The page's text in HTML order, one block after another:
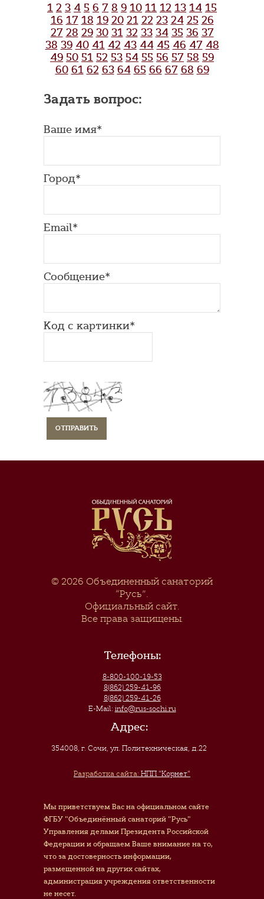
1 2 3 4 5 6 7 8 9 10 11 12 13 14 15
16 17 18 19 20 21 22 23 24 25 26
27 28 29 30 31 32 33 34 35 36 37
38 39 40 41 42 43 44 45 46 47 48
49 50 51 52 53 54 55 56 57 58 59
60 61 62 63 64 65 66 67 68 69
Задать вопрос:
Ваше имя*
Город*
Email*
Сообщение*
Код с картинки*
© 2026 Объединенный санаторий
“Русь”.
Официальный сайт.
Все права защищены.
Телефоны:
8-800-100-19-53
8(862) 259-41-96
8(862) 259-41-26
E-Mail: info@rus-sochi.ru
Адрес:
354008, г. Сочи,ул. Политехническая, д.22
Разработка сайта: НПП "Корнет"
Мы приветствуем Вас на официальном сайте
ФГБУ "Объединённый санаторий "Русь"
Управления делами Президента Российской
Федерации и обращаем Ваше внимание на то,
что за достоверность информации,
размещенной на других сайтах,
администрация учреждения ответственности
не несет.